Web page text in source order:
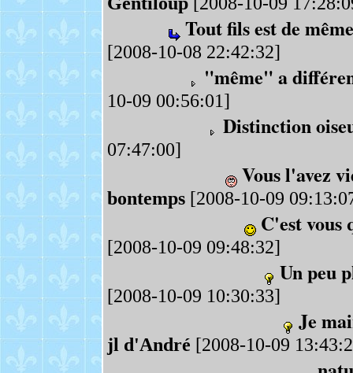
Tout fils est de
[2008-10-08 22:42:32]
"même" a
10-09 00:56:01]
Distinction
07:47:00]
Vous l'avez
bontemps[2008-10-09
C'est vous
[2008-10-09 09:48:32]
Un peu
[2008-10-09 10:30:33]
Je
jl d'André [2008-10-09